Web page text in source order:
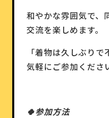
和やかな雰囲気で、
交流を楽しめます。
「着物は久しぶり
気軽にご参加くださ
🍀参加方法